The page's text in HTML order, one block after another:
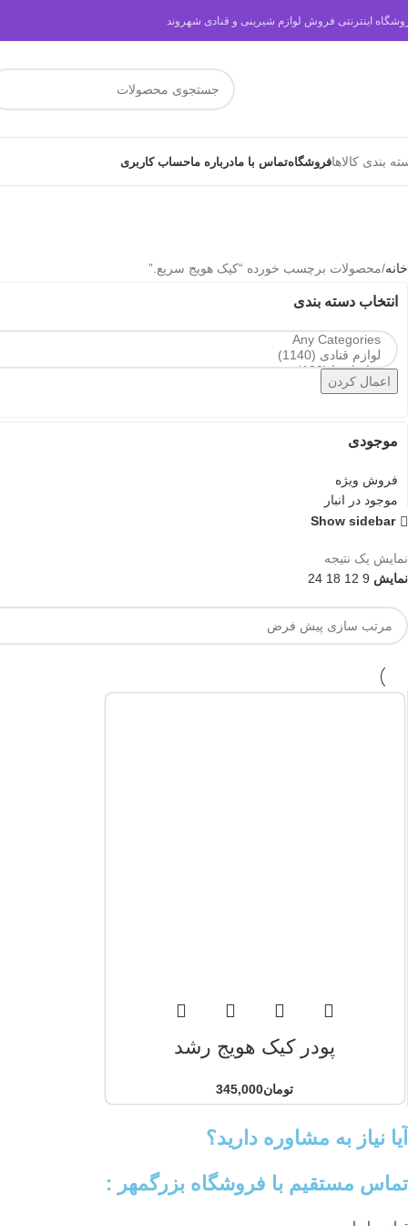
اینترنتی فروش لوازم شیرینی و قنادی شهروند
بندی کالاهافروشگاهتماس با مادرباره ماحساب کاربری
خانه محصولات برچسب خورده “کیک هویج سریع.”
انتخاب دسته بندی
اعمال کردن
موجودی
فروش ویژه
موجود در انبار
Show sidebar
نمایش یک نتیجه
نمایش 9
12
18
24
پودر کیک هویج رشد
تومان345,000
آیا نیاز به مشاوره دارید؟
تماس مستقیم با فروشگاه بزرگمهر :